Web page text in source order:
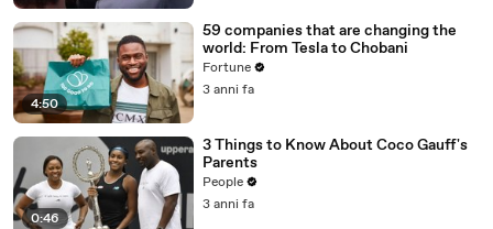
4:50
59 companies that are changing the
world: From Tesla to Chobani
Fortune
3 anni fa
0:46
3 Things to Know About Coco Gauff's
Parents
People
3 anni fa